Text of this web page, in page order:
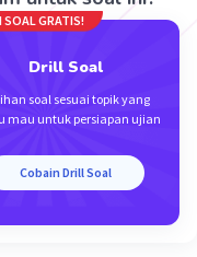
segi enam
SOAL GRATIS!
Drill Soal
soal sesuai topik yang
mau untuk persiapan ujian
Cobain Drill Soal